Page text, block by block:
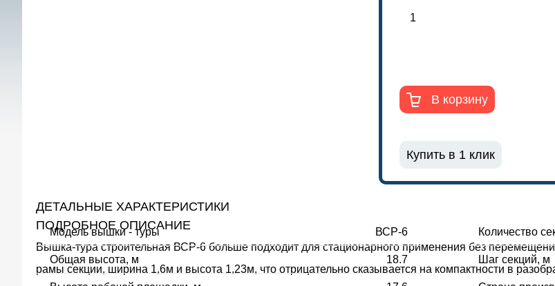
В корзину
Купить в 1 клик
ДЕТАЛЬНЫЕ ХАРАКТЕРИСТИКИ
Модель вышки - туры ВСР-6
Общая высота, м 18.7
Количество
Шаг секций, м
ПОДРОБНОЕ ОПИСАНИЕ
Вышка-тура строительная ВСР-6 больше подходит для стационарного применения без
рамы секции, ширина 1,6м и высота 1,23м, что отрицательно сказывается на компактности в